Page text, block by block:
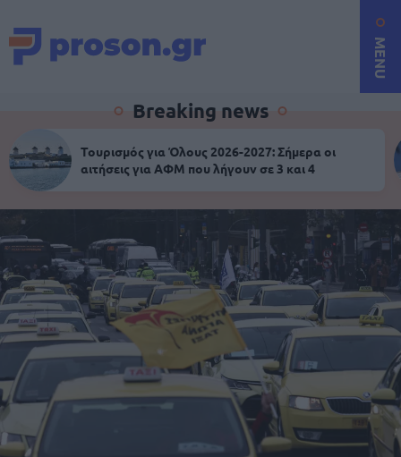
MENU
Breaking news
Τουρισμός για Όλους 2026-2027: Σήμερα οι
αιτήσεις για ΑΦΜ που λήγουν σε 3 και 4